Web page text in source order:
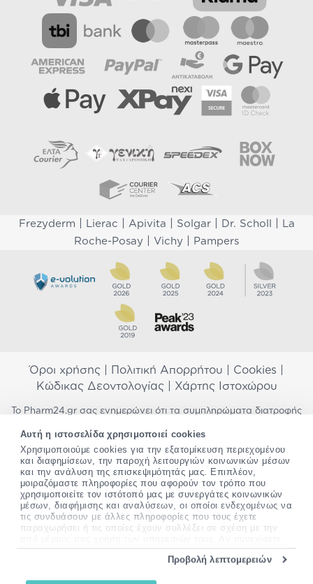
Αυτή η ιστοσελίδα χρησιμοποιεί cookies
Χρησιμοποιούμε cookies για την εξατομίκευση περιεχομένου
και διαφημίσεων, την παροχή λειτουργιών κοινωνικών μέσων
και την ανάλυση της επισκεψιμότητάς μας. Επιπλέον,
μοιραζόμαστε πληροφορίες που αφορούν τον τρόπο που
χρησιμοποιείτε τον ιστότοπό μας με συνεργάτες κοινωνικών
μέσων, διαφήμισης και αναλύσεων, οι οποίοι ενδεχομένως να
τις συνδυάσουν με άλλες πληροφορίες που τους έχετε
παραχωρήσει ή τις οποίες έχουν συλλέξει σε σχέση με την
Προβολή λεπτομερειών
Frezyderm Lierac Apivita Solgar| Dr. Scholl
La
Roche-Posay
Vichy Pampers
Όροι χρήσης Πολιτική Απορρήτου Cookies
Κώδικας Δεοντολογίας| Χάρτης Ιστοχώρου
Το Pharm24.gr σας ενημερώνει ότι τα συμπληρώματα διατροφής
προορίζονται για την πρόληψη, αγωγή ή θεραπεία ανθρώπινης
νόσου. Συμβουλευτείτε τον γιατρό σας εάν είστε έγκυος,
θηλάζετε, ακολουθείτε παράλληλα φαρμακευτική αγωγή ή
αντιμετωπίζετε προβλήματα υγείας πριν χρησιμοποιήσετε
οποιοδήποτε συμπλήρωμα διατροφής. Προσπαθούμε διαρκώς να
σας παρέχουμε ακριβείς και έγκυρες πληροφορίες. Σε περίπτωση
που έχετε κάποια ερώτηση ή παρατήρηση σχετικά με αυτές,
παρακαλώεπικοινωνήστε μαζί μας.
2012-2026 - All rights Reserved •
Website by